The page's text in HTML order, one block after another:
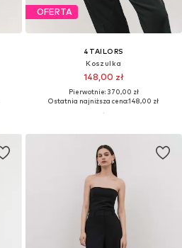
OFERTA
4TAILORS
Koszulka
148,00 zł
Pierwotnie: 370,00 zł
Ostatnia najniższa cena:148,00 zł